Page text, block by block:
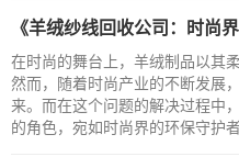
《羊绒纱线回收公司：时尚界
在时尚的舞台上，羊绒制品以其
然而，随着时尚产业的不断发展
来。而在这个问题的解决过程中
的角色，宛如时尚界的环保守护